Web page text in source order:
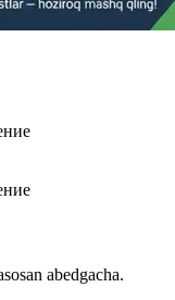
abedgacha.